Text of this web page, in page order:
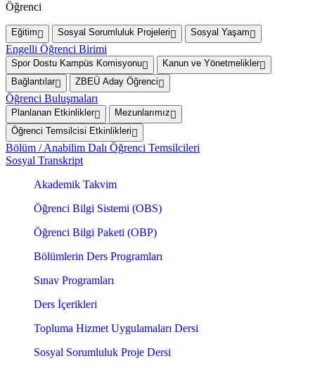
Öğrenci
Eğitim Sosyal Sorumluluk Projeleri Sosyal Yaşam
Engelli Öğrenci Birimi
Spor Dostu Kampüs Komisyonu
Kanun ve Yönetmelikler
Bağlantılar
ZBEÜ Aday Öğrenci
Öğrenci Buluşmaları
Planlanan Etkinlikler
Mezunlarımız
Öğrenci Temsilcisi Etkinlikleri
Bölüm / Anabilim Dalı Öğrenci Temsilcileri
Sosyal Transkript
Akademik Takvim
Öğrenci Bilgi Sistemi (OBS)
Öğrenci Bilgi Paketi (OBP)
Bölümlerin Ders Programları
Sınav Programları
Ders İçerikleri
Topluma Hizmet Uygulamaları Dersi
Sosyal Sorumluluk Proje Dersi